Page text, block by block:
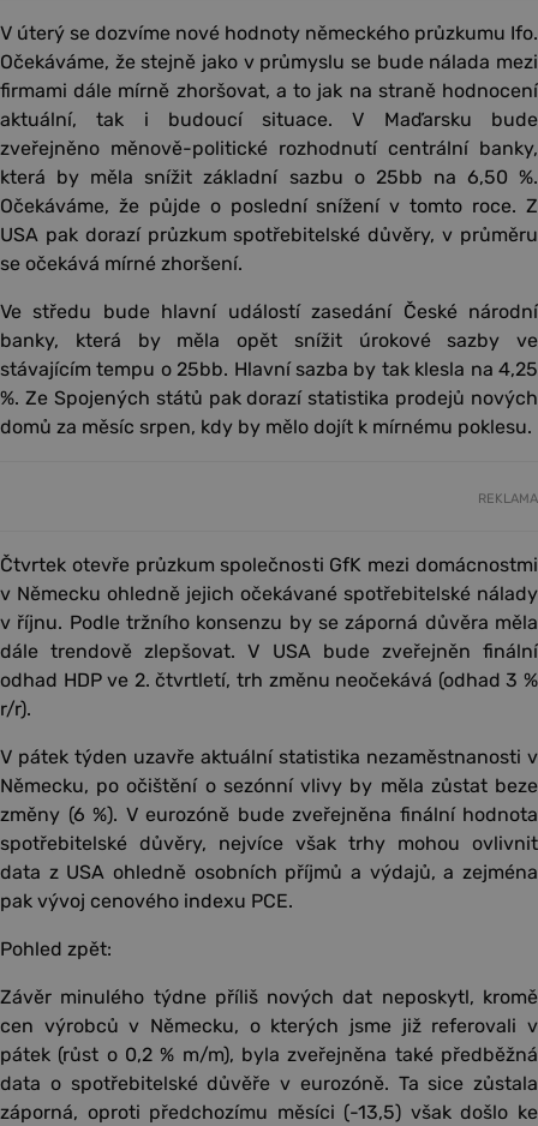
V úterý se dozvíme nové hodnoty německého průzkumu Ifo.
Očekáváme, že stejně jako v průmyslu se bude nálada mezi
firmami dále mírně zhoršovat, a to jak na straně hodnocení
aktuální, tak i budoucí situace. V Maďarsku bude
zveřejněno měnově-politické rozhodnutí centrální banky,
která by měla snížit základní sazbu o 25bb na 6,50 %.
Očekáváme, že půjde o poslední snížení v tomto roce. Z
USA pak dorazí průzkum spotřebitelské důvěry, v průměru
se očekává mírné zhoršení.
Ve středu bude hlavní událostí zasedání České národní
banky, která by měla opět snížit úrokové sazby ve
stávajícím tempu o 25bb. Hlavní sazba by tak klesla na 4,25
%. Ze Spojených států pak dorazí statistika prodejů nových
domů za měsíc srpen, kdy by mělo dojít k mírnému poklesu.
REKLAMA
Čtvrtek otevře průzkum společnosti GfK mezi domácnostmi
v Německu ohledně jejich očekávané spotřebitelské nálady
v říjnu. Podle tržního konsenzu by se záporná důvěra měla
dále trendově zlepšovat. V USA bude zveřejněn finální
odhad HDP ve 2. čtvrtletí, trh změnu neočekává (odhad 3 %
r/r).
V pátek týden uzavře aktuální statistika nezaměstnanosti v
Německu, po očištění o sezónní vlivy by měla zůstat beze
změny (6 %). V eurozóně bude zveřejněna finální hodnota
spotřebitelské důvěry, nejvíce však trhy mohou ovlivnit
data z USA ohledně osobních příjmů a výdajů, a zejména
pak vývoj cenového indexu PCE.
Pohled zpět:
Závěr minulého týdne příliš nových dat neposkytl, kromě
cen výrobců v Německu, o kterých jsme již referovali v
pátek (růst o 0,2 % m/m), byla zveřejněna také předběžná
data o spotřebitelské důvěře v eurozóně. Ta sice zůstala
záporná, oproti předchozímu měsíci (-13,5) však došlo ke